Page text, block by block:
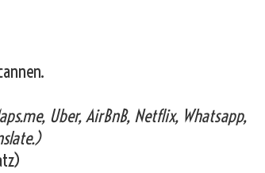
Uber, AirBnB, Netflix, Whatsapp,